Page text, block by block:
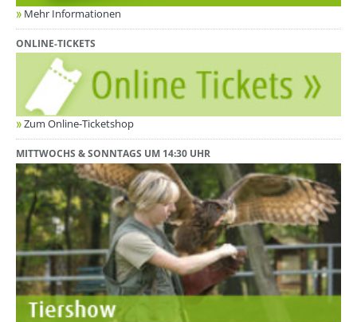
Mehr Informationen
ONLINE-TICKETS
Zum Online-Ticketshop
MITTWOCHS & SONNTAGS UM 14:30 UHR